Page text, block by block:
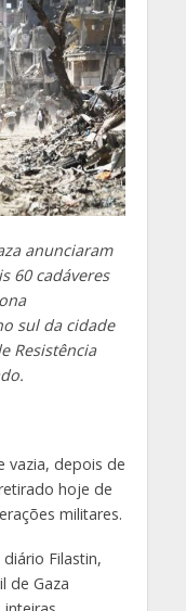
anunciaram
60 cadáveres
sul da cidade
Resistência
vazia, depois de
hoje de
militares.
Filastin,
de Gaza